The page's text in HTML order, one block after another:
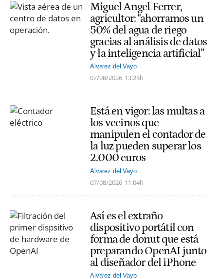
Miguel Angel Ferrer,
agricultor: "ahorramos un
50% del agua de riego
gracias al análisis de datos
y la inteligencia artificial”
Alvarez del Vayo
07/08/2026 13:25h
Está en vigor: las multas a
los vecinos que
manipulen el contador de
la luz pueden superar los
2.000 euros
Alvarez del Vayo
07/08/2026 11:04h
Así es el extraño
dispositivo portátil con
forma de donut que está
preparando OpenAI junto
al diseñador del iPhone
Alvarez del Vayo